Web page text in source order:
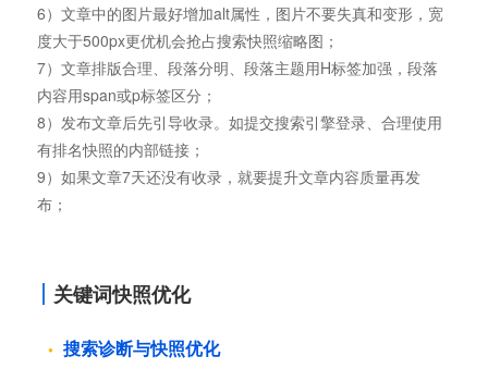
6）文章中的图片最好增加alt属性，图片不要失真和变形，宽
度大于500px更优机会抢占搜索快照缩略图；
7）文章排版合理、段落分明、段落主题用H标签加强，段落
内容用span或p标签区分；
8）发布文章后先引导收录。如提交搜索引擎登录、合理使用
有排名快照的内部链接；
9）如果文章7天还没有收录，就要提升文章内容质量再发
布；
关键词快照优化
搜索诊断与快照优化